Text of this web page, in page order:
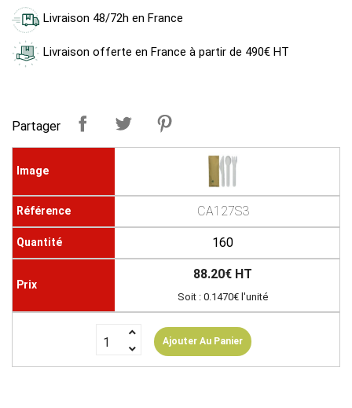
Livraison 48/72h en France
Livraison offerte en France à partir de 490€ HT
Partager
CA127S3
160
88.20€ HT
Soit : 0.1470€ l'unité
Ajouter Au Panier